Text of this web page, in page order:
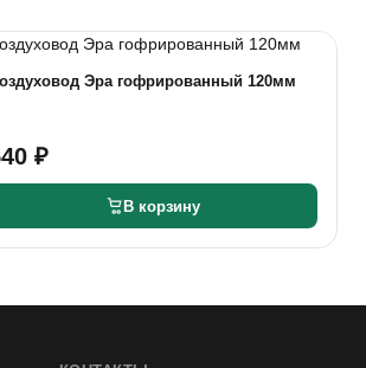
Эра гофрированный 120мм
₽
В корзину